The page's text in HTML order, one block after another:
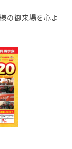
の御来場を心よ